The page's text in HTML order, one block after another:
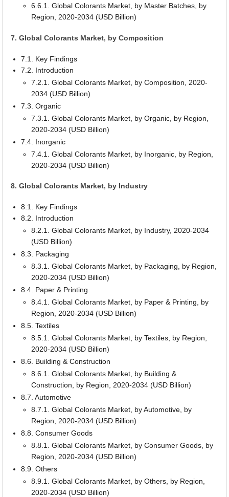
6.6.1. Global Colorants Market, by Master Batches, by
Region, 2020-2034 (USD Billion)
7. Global Colorants Market, by Composition
7.1. Key Findings
7.2. Introduction
7.2.1. Global Colorants Market, by Composition, 2020-
2034 (USD Billion)
7.3. Organic
7.3.1. Global Colorants Market, by Organic, by Region,
2020-2034 (USD Billion)
7.4. Inorganic
7.4.1. Global Colorants Market, by Inorganic, by Region,
2020-2034 (USD Billion)
8. Global Colorants Market, by Industry
8.1. Key Findings
8.2. Introduction
8.2.1. Global Colorants Market, by Industry, 2020-2034
(USD Billion)
8.3. Packaging
8.3.1. Global Colorants Market, by Packaging, by Region,
2020-2034 (USD Billion)
8.4. Paper & Printing
8.4.1. Global Colorants Market, by Paper & Printing, by
Region, 2020-2034 (USD Billion)
8.5. Textiles
8.5.1. Global Colorants Market, by Textiles, by Region,
2020-2034 (USD Billion)
8.6. Building & Construction
8.6.1. Global Colorants Market, by Building &
Construction, by Region, 2020-2034 (USD Billion)
8.7. Automotive
8.7.1. Global Colorants Market, by Automotive, by
Region, 2020-2034 (USD Billion)
8.8. Consumer Goods
8.8.1. Global Colorants Market, by Consumer Goods, by
Region, 2020-2034 (USD Billion)
8.9. Others
8.9.1. Global Colorants Market, by Others, by Region,
2020-2034 (USD Billion)